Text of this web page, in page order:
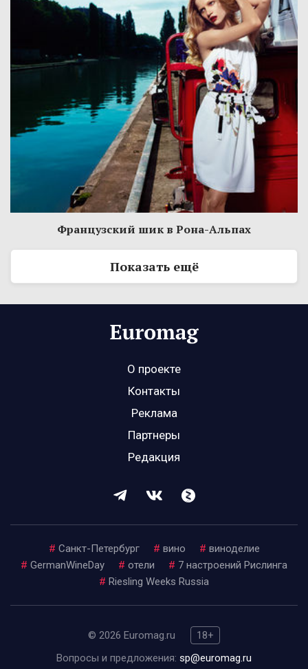
Французский шик в Рона-Альпах
Показать ещё
О проекте
Контакты
Реклама
Партнеры
Редакция
# Санкт-Петербург # вино # виноделие
# GermanWineDay # отели # 7 настроений Рислинга
# Riesling Weeks Russia
© 2026 Euromag.ru
18+
Вопросы и предложения: sp@euromag.ru